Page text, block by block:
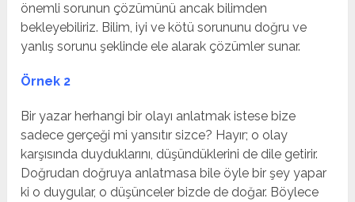
önemli sorunun çözümünü ancak bilimden
bekleyebiliriz. Bilim, iyi ve kötü sorununu doğru ve
yanlış sorunu şeklinde ele alarak çözümler sunar.
Örnek 2
Bir yazar herhangi bir olayı anlatmak istese bize
sadece gerçeği mi yansıtır sizce? Hayır; o olay
karşısında duyduklarını, düşündüklerini de dile getirir.
Doğrudan doğruya anlatmasa bile öyle bir şey yapar
ki o duygular, o düşünceler bizde de doğar. Böylece